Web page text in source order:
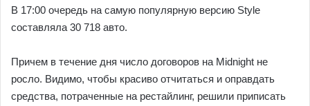
В 17:00 очередь на самую популярную версию Style
составляла 30 718 авто.
Причем в течение дня число договоров на Midnight не
росло. Видимо, чтобы красиво отчитаться и оправдать
средства, потраченные на рестайлинг, решили приписать